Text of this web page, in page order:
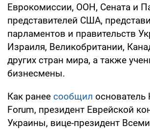
Еврокомиссии, ООН, Сената и
представителей США,
парламентов и правительств
Израиля, Великобритании,
других стран мира, а также
бизнесмены.
Как ранее сообщил основатель
Forum, президент Еврейской
Украины, вице-президент